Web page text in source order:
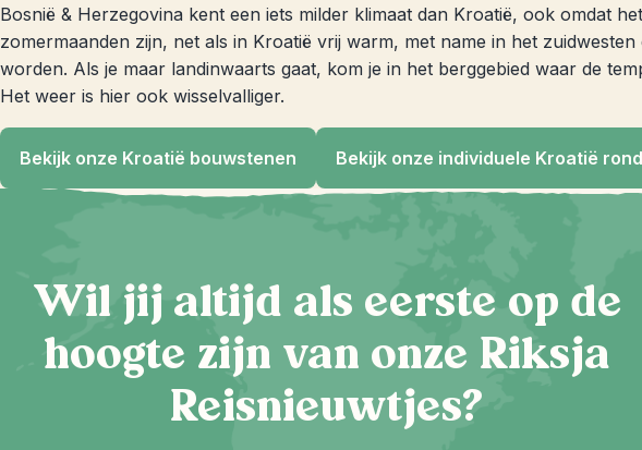
Bosnië & Herzegovina kent een iets milder klimaat dan Kroatië, ook omdat
zomermaanden zijn, net als in Kroatië vrij warm, met name in het
worden. Als je maar landinwaarts gaat, kom je in het berggebied waar de
Het weer is hier ook wisselvalliger.
Bekijk onze Kroatië bouwstenen Bekijk onze individuele Kroatië
Wil jij altijd als eerste op de
hoogte zijn van onze Riksja
Reisnieuwtjes?